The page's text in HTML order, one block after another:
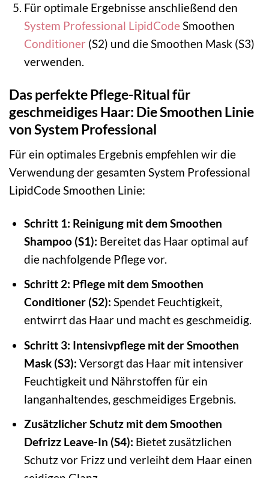
Für optimale Ergebnisse anschließend den
System Professional LipidCodeSmoothen
Conditioner (S2) und die Smoothen Mask (S3)
verwenden.
Das perfekte Pflege-Ritual für
geschmeidiges Haar: Die Smoothen Linie
von System Professional
Für ein optimales Ergebnis empfehlen wir die
Verwendung der gesamten System Professional
LipidCode Smoothen Linie:
Schritt 1: Reinigung mit dem Smoothen
Shampoo (S1): Bereitet das Haar optimal auf
die nachfolgende Pflege vor.
Schritt 2: Pflege mit dem Smoothen
Conditioner (S2): Spendet Feuchtigkeit,
entwirrt das Haar und macht es geschmeidig.
Schritt 3: Intensivpflege mit der Smoothen
Mask (S3): Versorgt das Haar mit intensiver
Feuchtigkeit und Nährstoffen für ein
langanhaltendes, geschmeidiges Ergebnis.
Zusätzlicher Schutz mit dem Smoothen
Defrizz Leave-In (S4): Bietet zusätzlichen
Schutz vor Frizz und verleiht dem Haar einen